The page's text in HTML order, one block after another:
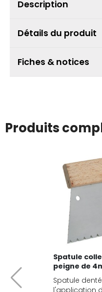
Description
Détails du produit
Fiches & notices
Produits
Spatule
peigne de
Spatule
Précédent